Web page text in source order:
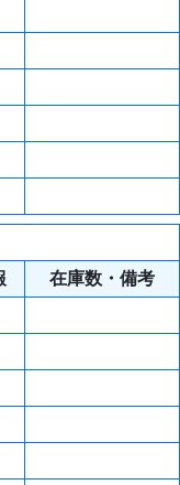
在庫数・備考